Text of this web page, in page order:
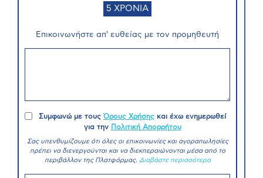
5 ΧΡΟΝΙΑ
Επικοινωνήστε απ' ευθείας με τον προμηθευτή
Συμφωνώ με τουςΌρους Χρήσης και έχω ενημερωθεί
για την Πολιτική Απορρήτου
Σας υπενθυμίζουμε ότι όλες οι επικοινωνίες και αγοραπωλησίες
πρέπει να διενεργούνται και να διεκπεραιώνονται μέσα από το
περιβάλλον της Πλατφόρμας. Διαβάστε περισσότερα